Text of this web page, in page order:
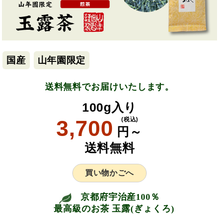
国産 山年園限定
送料無料でお届けいたします。
100g入り
3,700 円～
(税込)
送料無料
買い物かごへ
京都府宇治産100％
最高級のお茶 玉露(ぎょくろ)